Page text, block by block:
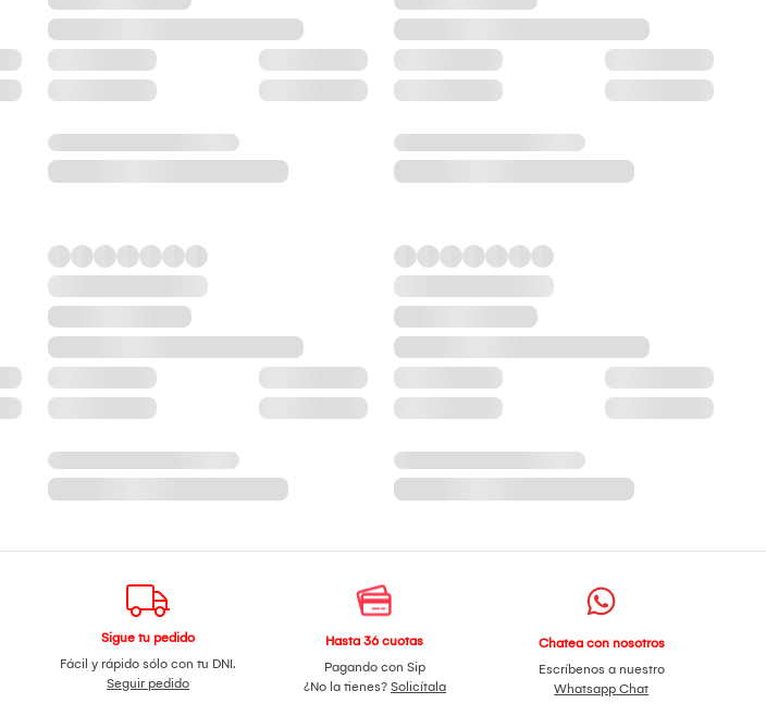
Sigue tu pedido
Fácil y rápido sólo con tu DNI.
Seguir pedido
Hasta 36 cuotas
Pagando con Sip
¿No la tienes? Solicítala
Chatea con nosotros
Escríbenos a nuestro
Whatsapp Chat